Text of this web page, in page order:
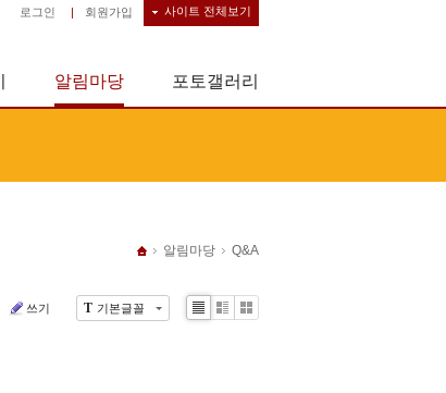
사이트 전체보기
로그인 | 회원가입
알림마당 포토갤러리
알림마당 Q&A
T 기본글꼴
쓰기
Li
Zi
G